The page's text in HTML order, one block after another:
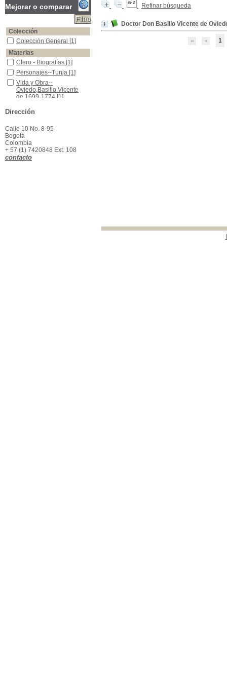
Refinar búsqueda
Doctor Don Basilio Vicente de
1
Mejorar o comparar
Colección
Colección General
Colección General [1]
Materias
Clero - Biografías
Clero - Biografías [1]
Personajes--Tunja
Personajes--Tunja [1]
Vida y Obra--Oviedo,Basilio Vicente de,1699-1774
Vida y Obra--
Oviedo,Basilio Vicente
de,1699-1774 [1]
Dirección
Calle 10 No. 8-95
Bogotá
Colombia
+ 57 (1) 7420848 Ext. 108
contacto